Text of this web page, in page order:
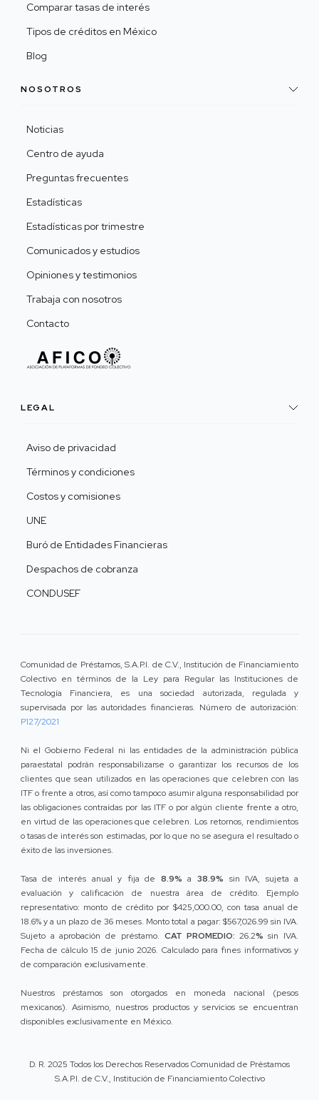
Comparar tasas de interés
Tipos de créditos en México
Blog
NOSOTROS
Noticias
Centro de ayuda
Preguntas frecuentes
Estadísticas
Estadísticas por trimestre
Comunicados y estudios
Opiniones y testimonios
Trabaja con nosotros
Contacto
LEGAL
Aviso de privacidad
Términos y condiciones
Costos y comisiones
UNE
Buró de Entidades Financieras
Despachos de cobranza
CONDUSEF
Comunidad de Préstamos, S.A.P.I. de C.V., Institución de Financiamiento
Colectivo en términos de la Ley para Regular las Instituciones de
Tecnología Financiera, es una sociedad autorizada, regulada y
supervisada por las autoridades financieras. Número de autorización:
P127/2021
Ni el Gobierno Federal ni las entidades de la administración pública
paraestatal podrán responsabilizarse o garantizar los recursos de los
clientes que sean utilizados en las operaciones que celebren con las
ITF o frente a otros, así como tampoco asumir alguna responsabilidad por
las obligaciones contraídas por las ITF o por algún cliente frente a otro,
en virtud de las operaciones que celebren. Los retornos, rendimientos
o tasas de interés son estimadas, por lo que no se asegura el resultado o
éxito de las inversiones.
Tasa de interés anual y fija de 8.9% a 38.9% sin IVA, sujeta a
evaluación y calificación de nuestra área de crédito. Ejemplo
representativo: monto de crédito por $425,000.00, con tasa anual de
18.6% y a un plazo de 36 meses. Monto total a pagar: $567,026.99 sin IVA.
Sujeto a aprobación de préstamo. CAT PROMEDIO: 26.2% sin IVA.
Fecha de cálculo 15 de junio 2026. Calculado para fines informativos y
de comparación exclusivamente.
Nuestros préstamos son otorgados en moneda nacional (pesos
mexicanos). Asimismo, nuestros productos y servicios se encuentran
disponibles exclusivamente en México.
D. R. 2025 Todos los Derechos Reservados Comunidad de Préstamos
S.A.P.I. de C.V., Institución de Financiamiento Colectivo